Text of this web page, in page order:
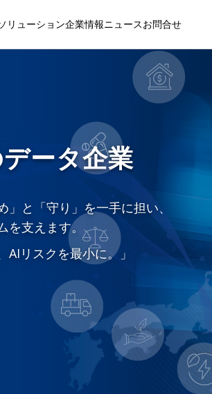
リューション企業情報ニュースお問合せ
ータ企業
と「守り」を一手に担い、
支えます。
AIリスクを最小に。」